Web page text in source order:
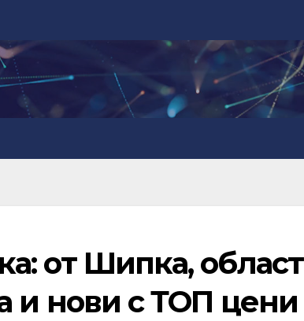
от Шипка, област
и нови с ТОП цени